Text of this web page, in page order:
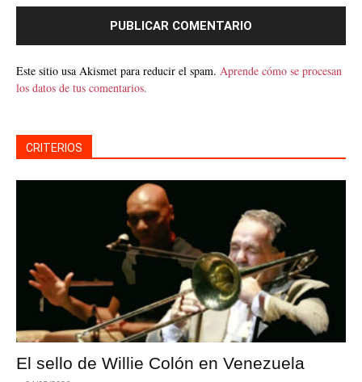
Este sitio usa Akismet para reducir el spam. Aprende cómo se procesan
los datos de tus comentarios.
CRITERIOS
El sello de Willie Colón en Venezuela